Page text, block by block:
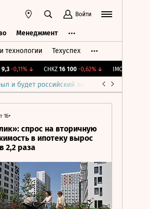
Войти
Менеджмент
технологии Техуспех
-0,11%↓ CHKZ 16 100 -0,62%↓ IMOEX 2 281,31
и будет российский парламент
16+
спрос на вторичную
в ипотеку вырос
2,2 раза